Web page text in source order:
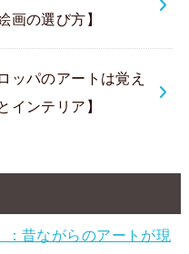
画の選び方】
ッパのアートは覚え
インテリア】
：昔ながらのアートが現